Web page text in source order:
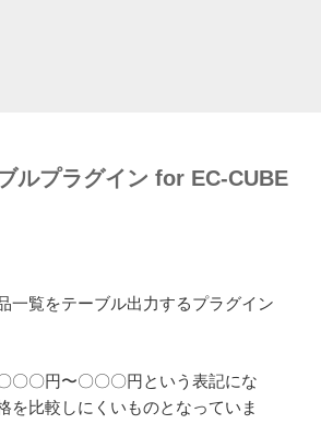
ルプラグイン for EC-CUBE
一覧をテーブル出力するプラグイン
〇〇円〜〇〇〇円という表記にな
を比較しにくいものとなっていま